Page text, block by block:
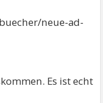
neue-ad-
Es ist echt